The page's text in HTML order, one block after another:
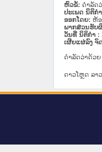
ຫົວຂໍ້: ດຳລັດ
ປະເພດ ນິຕິກໍ
ອອກໂດຍ: ຫ້
ພາກສ່ວນຮັບ
ວັນທີ່ ນິຕິກໍາ :
ເຜີຍແຜ່ລົງ ຈົ
ດຳລັດວ່າດ້ວ
ດາວໂຫຼດ ລາ